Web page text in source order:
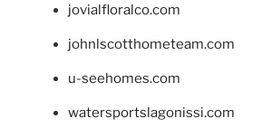
jovialfloralco.com
johnlscotthometeam.com
u-seehomes.com
watersportslagonissi.com